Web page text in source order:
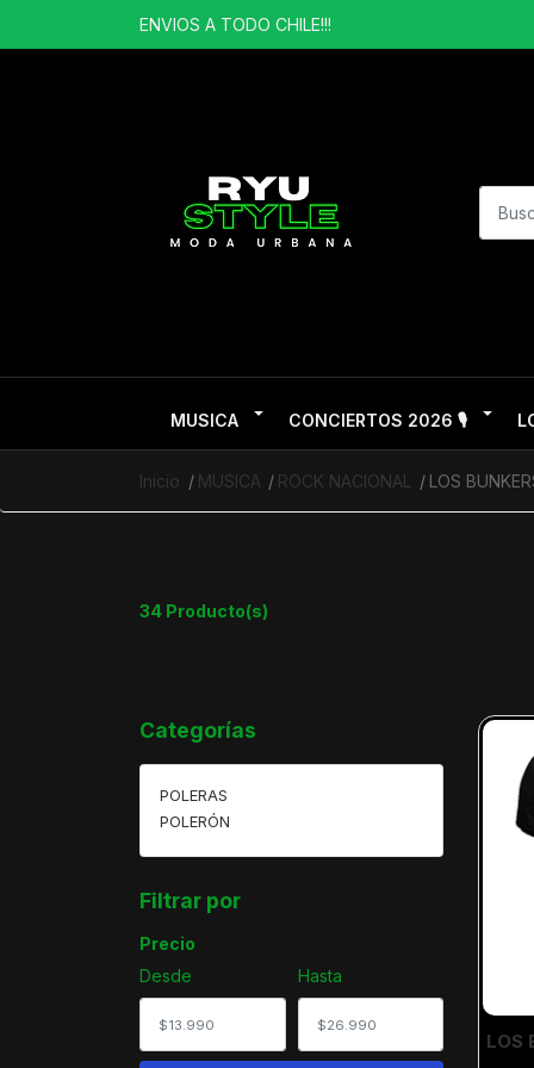
ENVIOS A TODO CHILE!!!
MUSICA CONCIERTOS 2026 🎙️
Inicio MUSICA ROCK NACIONAL LOS
34 Producto(s)
Categorías
POLERAS
POLERÓN
Filtrar por
Precio
Desde
Hasta
LOS